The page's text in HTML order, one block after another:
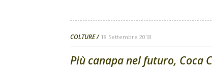
COLTURE 18 Settembre 2018
Più canapa nel futuro, Coca